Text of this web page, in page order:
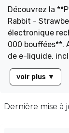
Découvrez la
Rabbit -
électronique
000 bouffées**.
de e-liquide,
(20 mg/ml), elle
satisfaisante.
batterie de
voir plus ▼
Dernière mise à